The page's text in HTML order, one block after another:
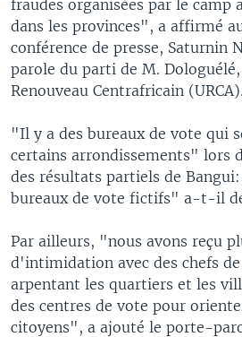
fraudes organisées par le camp
dans les provinces", a affirmé
conférence de presse, Saturnin
parole du parti de M.
Renouveau Centrafricain (URCA).
"Il y a des bureaux de vote qui
certains arrondissements" lors
des résultats partiels de
bureaux de vote fictifs" a-t-il
Par ailleurs, "nous avons reçu
d'intimidation avec des chefs
arpentant les quartiers et les
des centres de vote pour
citoyens", a ajouté le porte-